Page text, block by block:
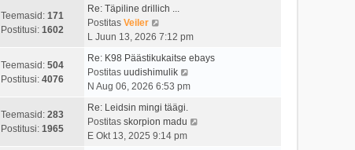
t
i
t
u
t
o
t
i
t
u
t
a
t
o
s
t
i
u
v
i
i
m
s
t
p
Teemasid: 171
Postitusi: 1602
Re: Täpiline drillich ...
Postitas Veiler
a
t
a
v
i
m
L Juun 13, 2026 7:12 pm
Teemasid: 504
Postitusi: 4076
Re: K98 Päästikukaitse ebays
Postitas uudishimulik
a
a
N Aug 06, 2026 6:53 pm
Teemasid: 283
Postitusi: 1965
Re: Leidsin mingi täägi.
Postitas skorpion madu
E Okt 13, 2025 9:14 pm